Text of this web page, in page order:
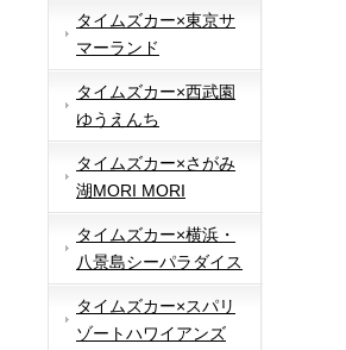
タイムズカー×東京サ
マーランド
タイムズカー×西武園
ゆうえんち
タイムズカー×さがみ
湖MORI MORI
タイムズカー×横浜・
八景島シーパラダイス
タイムズカー×スパリ
ゾートハワイアンズ